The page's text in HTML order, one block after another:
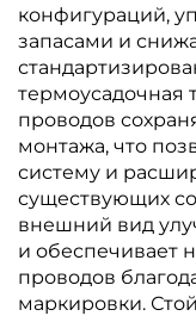
конфигураций,
запасами и
термоусадочная
проводов
монтажа, что
систему и
существующих
внешний вид
и обеспечивает
проводов
маркировки.